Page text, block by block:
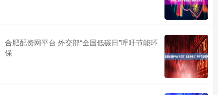
合肥配资网平台 外交部“全国低碳日”呼吁节能环
保